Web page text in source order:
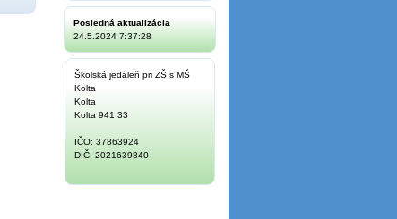
Posledná aktualizácia
24.5.2024 7:37:28
Školská jedáleň pri ZŠ s MŠ
Kolta
Kolta
Kolta 941 33
IČO: 37863924
DIČ: 2021639840